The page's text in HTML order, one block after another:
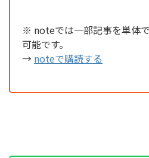
※ noteでは一部記事を単体
可能です。
→ noteで購読する